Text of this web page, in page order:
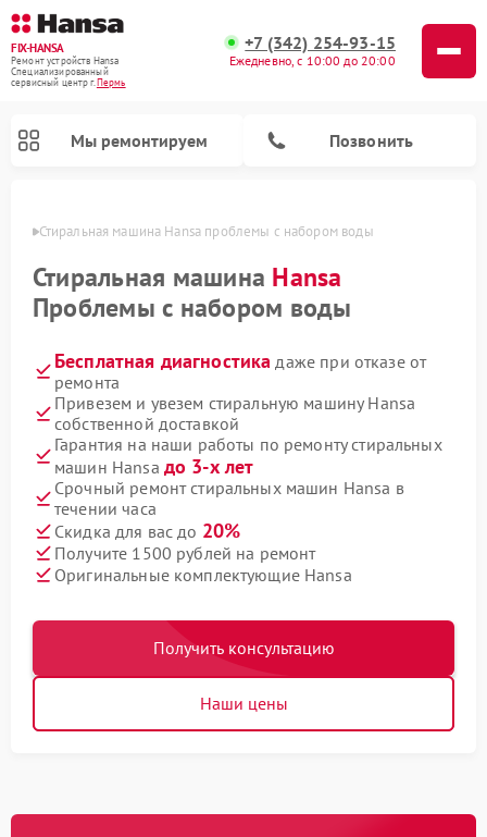
FIX-HANSA
Ремонт устройств Hansa
Специализированный
cервисный центр г.Пермь
+7 (342) 254-93-15
Ежедневно, с 10:00 до 20:00
Мы ремонтируем Позвонить
Стиральная машина Hansa проблемы с набором воды
Стиральная машина Hansa
Проблемы с набором воды
Бесплатная диагностика даже при отказе от
ремонта
Привезем и увезем стиральную машину Hansa
собственной доставкой
Гарантия на наши работы по ремонту стиральных
машин Hansa до 3-х лет
Срочный ремонт стиральных машин Hansa в
течении часа
Скидка для вас до 20%
Получите 1500 рублей на ремонт
Оригинальные комплектующие Hansa
Получить консультацию
Наши цены